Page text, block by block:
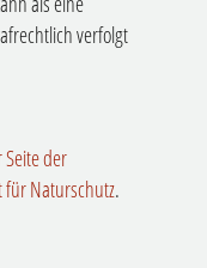
verfolgt
der
für Naturschutz.